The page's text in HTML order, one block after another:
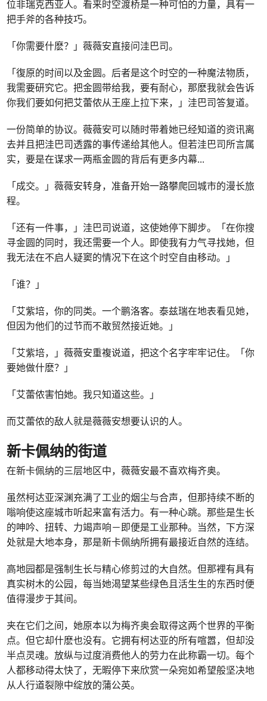
位非瑞克西亚人。看来时空渡桥是一种可怕的力量，具有一
把手斧的各种技巧。
「你需要什麽？」薇薇安直接问洼巴司。
「復原的时间以及金圆。后者是这个时空的一种魔法物质，
我需要研究它。把金圆带给我，要有耐心，那麽我就会告诉
你我们要如何把艾蕾侬从王座上拉下来，」洼巴司答复道。
一份简单的协议。薇薇安可以随时带着她已经知道的资讯离
去并且把洼巴司透露的事传递给其他人。但若洼巴司所言属
实，要是在谋求一两瓶金圆的背后有更多内幕...
「成交。」薇薇安转身，准备开始一路攀爬回城市的漫长旅
程。
「还有一件事，」洼巴司说道，这使她停下脚步。「在你搜
寻金圆的同时，我还需要一个人。即使我有力气寻找她，但
我无法在不启人疑窦的情况下在这个时空自由移动。」
「谁？」
「艾紫培，你的同类。一个鹏洛客。泰兹瑞在地表看见她，
但因为他们的过节而不敢贸然接近她。」
「艾紫培，」薇薇安重複说道，把这个名字牢牢记住。「你
要她做什麽？」
「艾蕾侬害怕她。我只知道这些。」
而艾蕾侬的敌人就是薇薇安想要认识的人。
新卡佩纳的街道
在新卡佩纳的三层地区中，薇薇安最不喜欢梅齐奥。
虽然柯达亚深渊充满了工业的烟尘与合声，但那持续不断的
嗡响使这座城市听起来富有活力。有一种心跳。那些是生长
的呻吟、扭转、力竭声响－即便是工业那种。当然，下方深
处就是大地本身，那是新卡佩纳所拥有最接近自然的连结。
高地园都是强制生长与精心修剪过的大自然。但那裡有具有
真实树木的公园，每当她渴望某些绿色且活生生的东西时便
值得漫步于其间。
夹在它们之间，她原本以为梅齐奥会取得这两个世界的平衡
点。但它却什麽也没有。它拥有柯达亚的所有喧嚣，但却没
半点灵魂。放纵与过度消费他人的劳力在此称霸一切。每个
人都移动得太快了，无暇停下来欣赏一朵宛如希望般坚决地
从人行道裂隙中绽放的蒲公英。